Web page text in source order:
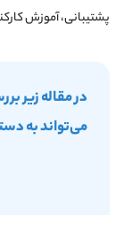
پشتیبانی، آموزش
می‌تواند به